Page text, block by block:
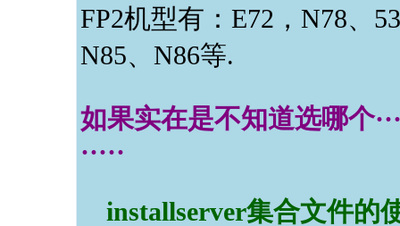
FP2机型有：E72，N78、
N85、N86等.
如果实在是不知道选哪个
·····
installserver集合文件的